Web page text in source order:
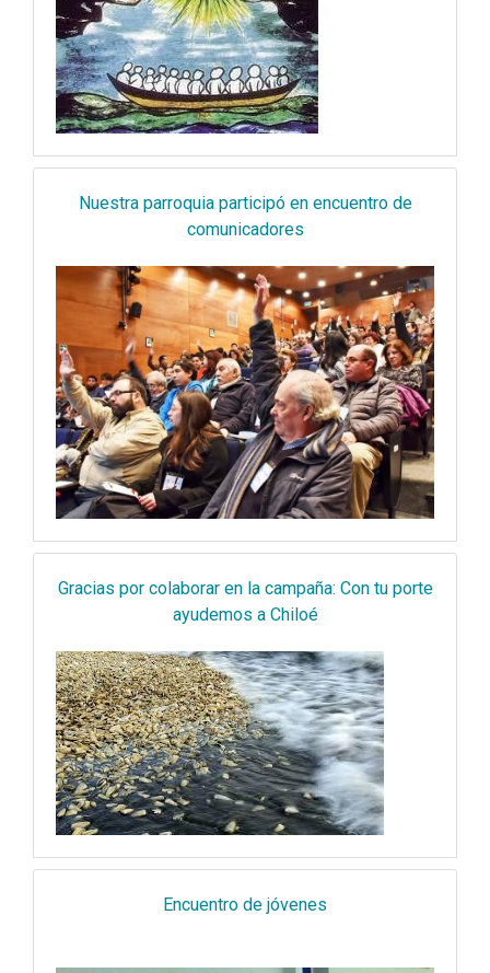
Nuestra parroquia participó en encuentro de
comunicadores
Gracias por colaborar en la campaña: Con tu porte
ayudemos a Chiloé
Encuentro de jóvenes